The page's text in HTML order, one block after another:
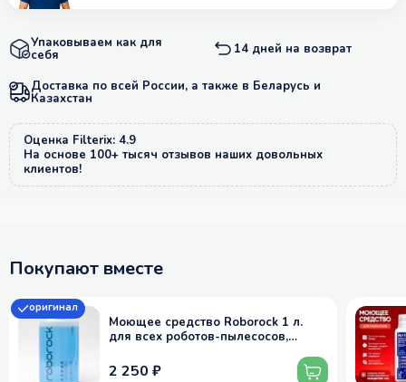
Упаковываем как для
себя 14 дней на возврат
Доставка по всей России, а также в Беларусь и
Казахстан
Оценка Filterix: 4.9
На основе 100+ тысяч отзывов наших довольных
клиентов!
Покупают вместе
Моющее средство Roborock 1 л.
для всех роботов-пылесосов,
1:200
оригинал
2 250 ₽